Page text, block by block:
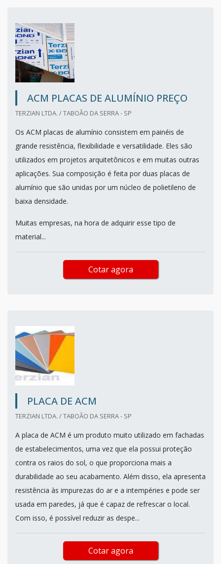
ACM PLACAS DE ALUMÍNIO PREÇO
TERZIAN LTDA. / TABOÃO DA SERRA - SP
Os ACM placas de alumínio consistem em painéis de
grande resistência, flexibilidade e versatilidade. Eles são
utilizados em projetos arquitetônicos e em muitas outras
aplicações. Sua composição é feita por duas placas de
alumínio que são unidas por um núcleo de polietileno de
baixa densidade.
Muitas empresas, na hora de adquirir esse tipo de
material...
Cotar agora
PLACA DE ACM
TERZIAN LTDA. / TABOÃO DA SERRA - SP
A placa de ACM é um produto muito utilizado em fachadas
de estabelecimentos, uma vez que ela possui proteção
contra os raios do sol, o que proporciona mais a
durabilidade ao seu acabamento. Além disso, ela apresenta
resistência às impurezas do ar e a intempéries e pode ser
usada em paredes, já que é capaz de refrescar o local.
Com isso, é possível reduzir as despe...
Cotar agora